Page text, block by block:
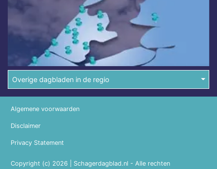
Overige dagbladen in de regio
Copyright (c) 2026 | Schagerdagblad.nl - Alle rechten
Algemene voorwaarden
Disclaimer
Privacy Statement